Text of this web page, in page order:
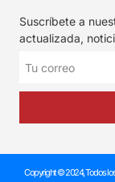
Suscríbete a
actualizada,
Copyright © 2024, Todos los